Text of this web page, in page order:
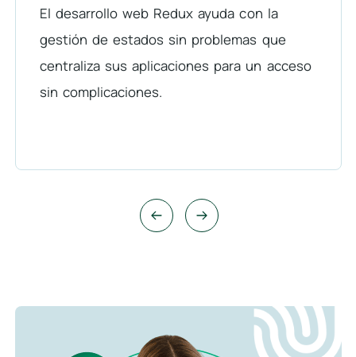
El desarrollo web Redux ayuda con la
gestión de estados sin problemas que
centraliza sus aplicaciones para un acceso
sin complicaciones.